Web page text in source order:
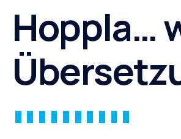
Hoppla…